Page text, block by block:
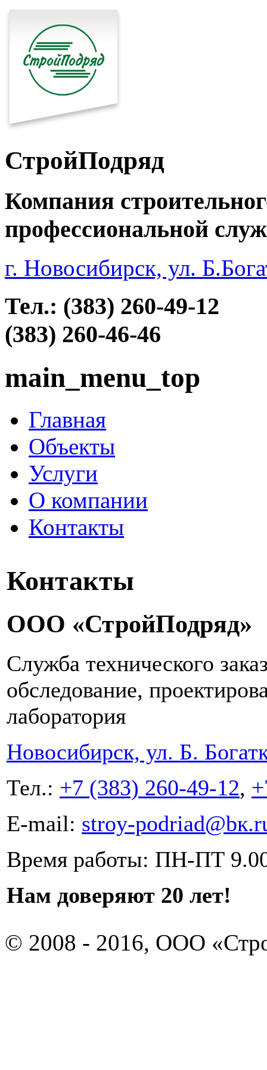
СтройПодряд
Компания
профессиональной
г. Новосибирск, ул.
Тел.: (383) 260-49-12
(383) 260-46-46
main_menu_top
Главная
Объекты
Услуги
О компании
Контакты
Контакты
ООО «СтройПодряд»
Служба технического
обследование,
лаборатория
Новосибирск, ул. Б.
Тел.: +7 (383) 260-49-12,
E-mail: stroy-
Время работы: ПН-ПТ
Нам доверяют 20 лет!
© 2008 - 2016, ООО